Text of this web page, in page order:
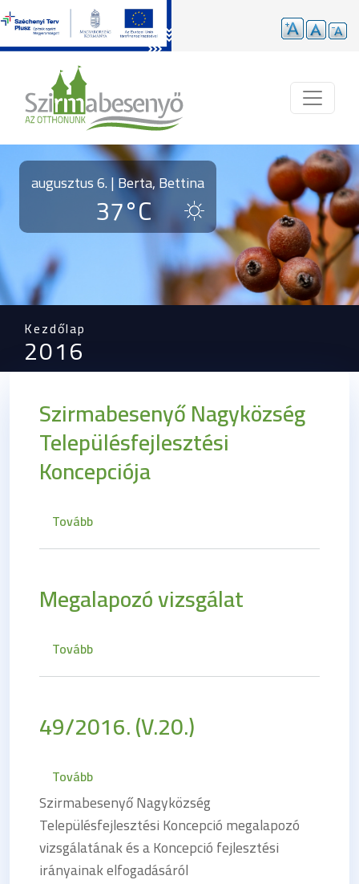
augusztus 6. | Berta, Bettina
37°C
Kezdőlap
2016
Szirmabesenyő Nagyközség
Településfejlesztési
Koncepciója
Tovább(Szirmabesenyő Nagyközség
Megalapozó vizsgálat
Tovább(Megalapozó vizsgálat)
49/2016. (V.20.)
Tovább(49/2016. (V.20.))
Szirmabesenyő Nagyközség
Településfejlesztési Koncepció megalapozó
vizsgálatának és a Koncepció fejlesztési
irányainak elfogadásáról